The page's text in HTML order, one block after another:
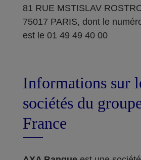
81 RUE MSTISLAV
75017 PARIS, dont le
est le 01 49 49 40 00
Informations sur
sociétés du
France